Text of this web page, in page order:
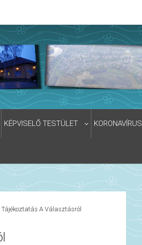
KÉPVISELŐ TESTÜLET KORONAVÍRUS
Tájékoztatás A Választásról